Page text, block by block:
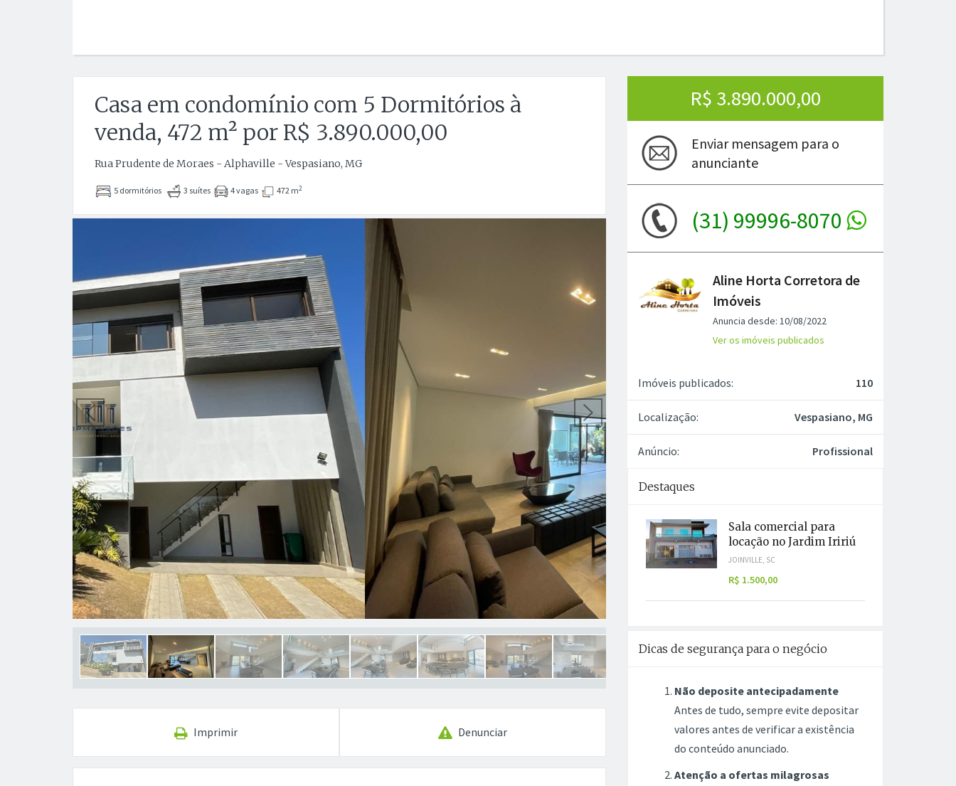
Casa em condomínio com 5 Dormitórios à
venda, 472 m² por R$ 3.890.000,00
Rua Prudente de Moraes - Alphaville - Vespasiano, MG
5 dormitórios 3 suítes 4 vagas 472 m2
Próxima
Imprimir Denunciar
R$ 3.890.000,00
Enviar mensagem para o
anunciante
(31) 99996-8070
Aline Horta Corretora de
Imóveis
Anuncia desde: 10/08/2022
Ver os imóveis publicados
Imóveis publicados: 110
Localização: Vespasiano, MG
Anúncio: Profissional
Destaques
Sala comercial para
locação no Jardim Iririú
JOINVILLE, SC
R$ 1.500,00
Dicas de segurança para o negócio
Não deposite antecipadamente
Antes de tudo, sempre evite depositar
valores antes de verificar a existência
do conteúdo anunciado.
Atenção a ofertas milagrosas